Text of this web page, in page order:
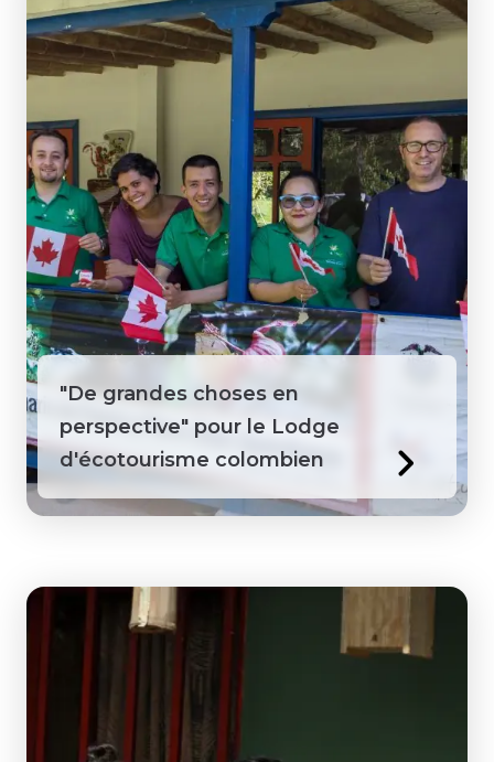
"De grandes choses en
perspective" pour le Lodge
d'écotourisme colombien